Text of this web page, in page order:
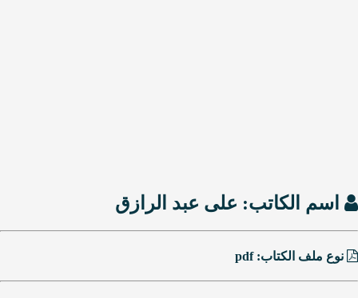
اسم الكاتب: على عبد الرازق
نوع ملف الكتاب: pdf